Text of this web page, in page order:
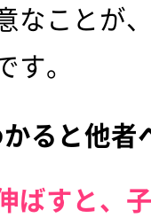
なことが
。
かると他
ばすと、